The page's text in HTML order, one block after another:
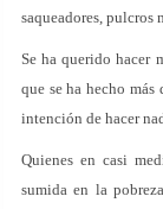
saqueadores, pulcros
Se ha querido hacer
que se ha hecho
intención de hacer
Quienes en casi
sumida en la